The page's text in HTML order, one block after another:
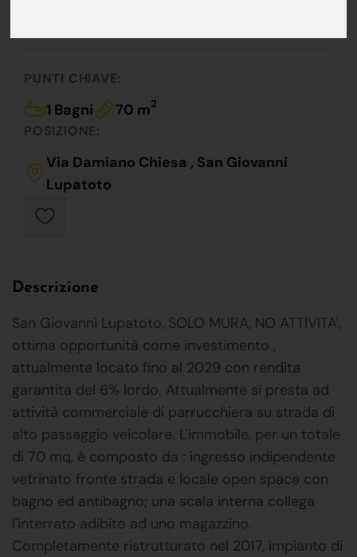
PUNTI CHIAVE:
1 Bagni 70 m2
POSIZIONE:
Via Damiano Chiesa , San Giovanni
Lupatoto
Descrizione
San Giovanni Lupatoto, SOLO MURA, NO ATTIVITA',
ottima opportunità come investimento ,
attualmente locato fino al 2029 con rendita
garantita del 6% lordo. Attualmente si presta ad
attività commerciale di parrucchiera su strada di
alto passaggio veicolare. L'immobile, per un totale
di 70 mq, è composto da : ingresso indipendente
vetrinato fronte strada e locale open space con
bagno ed antibagno; una scala interna collega
l'interrato adibito ad uno magazzino.
Completamente ristrutturato nel 2017, impianto di